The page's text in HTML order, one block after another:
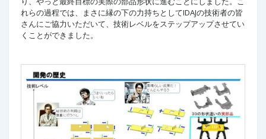
れらの過程では、まさに縁の下の力持ちとしてIDAJの技術者の皆
さんにご協力いただいて、技術レベルをステップアップさせてい
くことができました。